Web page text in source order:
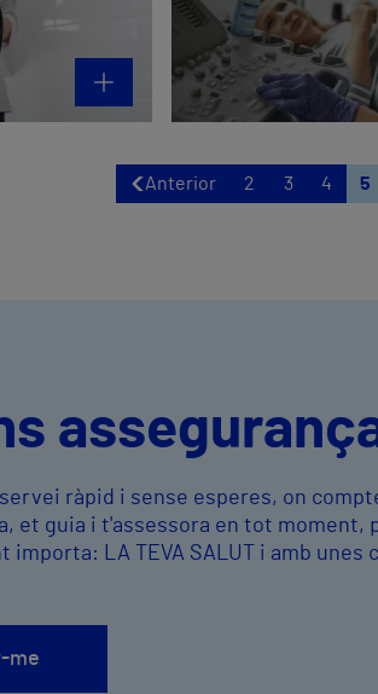
Anterior 2 3 4 5
ràpid i sense esperes, on
et guia i t'assessora en tot
importa: LA TEVA SALUT i amb unes
me